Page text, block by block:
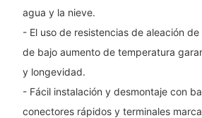
agua y la nieve.
- El uso de resistencias de aleación
de bajo aumento de temperatura
y longevidad.
- Fácil instalación y desmontaje con
conectores rápidos y terminales